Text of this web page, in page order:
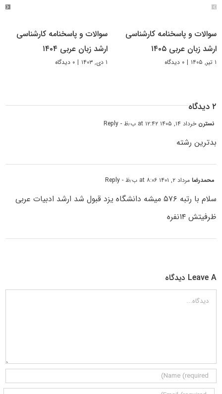
سوالات و پاسخنامه کارشناسی
ارشد زبان عربی ۱۴۰۵
۱ تیر, ۱۴۰۵ | ۰ دیدگاه
سوالات و پاسخنامه کارشناسی
ارشد زبان عربی ۱۴۰۴
۱ دی, ۱۴۰۳ | ۰ دیدگاه
۲ دیدگاه
نسترن خرداد ۱۴, ۱۴۰۵ at ۱۲:۴۲ ب٫ظ - Reply
بدترین رشته
محمدرضامرداد ۲, ۱۴۰۱ at ۸:۰۶ ب٫ظ - Reply
سلام با رتبه ۵۷۶ میشه دانشگاه یزد قبول شد ارشد ادبیات عربی
ظرفیتش ۱۴نفره
Leave A دیدگاه
دیدگاه